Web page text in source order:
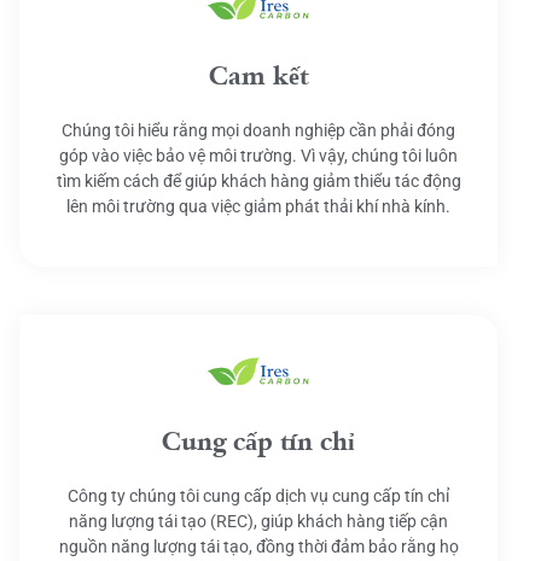
Cam kết
Chúng tôi hiểu rằng mọi doanh nghiệp cần phải đóng
góp vào việc bảo vệ môi trường. Vì vậy, chúng tôi luôn
tìm kiếm cách để giúp khách hàng giảm thiểu tác động
lên môi trường qua việc giảm phát thải khí nhà kính.
Cung cấp tín chỉ
Công ty chúng tôi cung cấp dịch vụ cung cấp tín chỉ
năng lượng tái tạo (REC), giúp khách hàng tiếp cận
nguồn năng lượng tái tạo, đồng thời đảm bảo rằng họ